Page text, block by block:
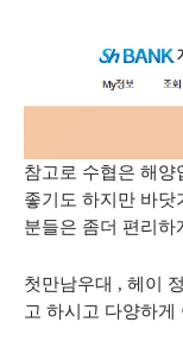
참고로 수협은 해양
좋기도 하지만 바닷
분들은 좀더 편리하
첫만남우대 , 헤이
고 하시고 다양하